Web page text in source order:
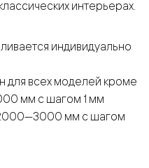
интерьерах.
индивидуально
всех моделей кроме
мм с шагом 1 мм
мм с шагом